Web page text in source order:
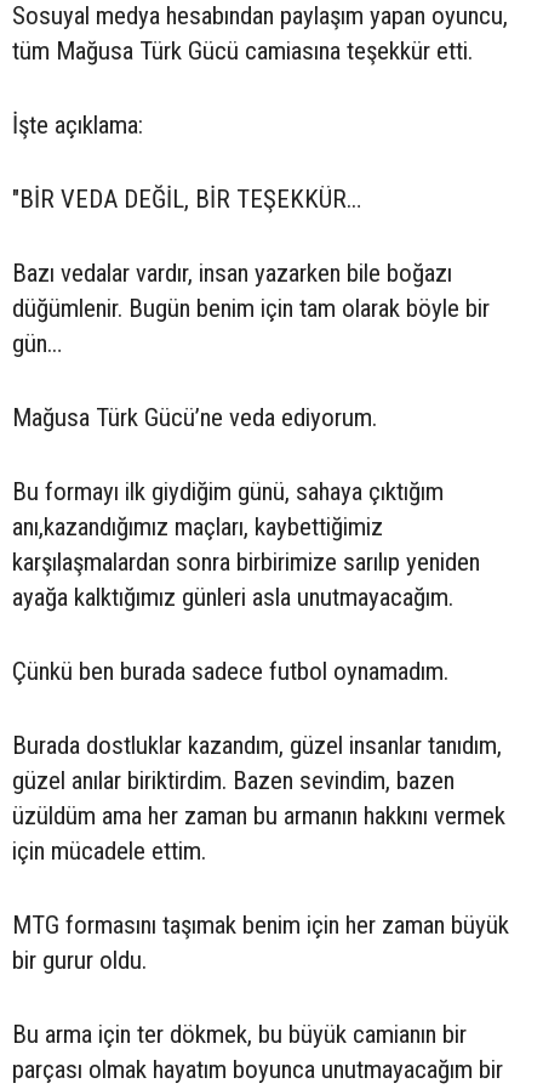
Sosuyal medya hesabından paylaşım yapan oyuncu,
tüm Mağusa Türk Gücü camiasına teşekkür etti.
İşte açıklama:
"BİR VEDA DEĞİL, BİR TEŞEKKÜR…
Bazı vedalar vardır, insan yazarken bile boğazı
düğümlenir. Bugün benim için tam olarak böyle bir
gün…
Mağusa Türk Gücü’ne veda ediyorum.
Bu formayı ilk giydiğim günü, sahaya çıktığım
anı,kazandığımız maçları, kaybettiğimiz
karşılaşmalardan sonra birbirimize sarılıp yeniden
ayağa kalktığımız günleri asla unutmayacağım.
Çünkü ben burada sadece futbol oynamadım.
Burada dostluklar kazandım, güzel insanlar tanıdım,
güzel anılar biriktirdim. Bazen sevindim, bazen
üzüldüm ama her zaman bu armanın hakkını vermek
için mücadele ettim.
MTG formasını taşımak benim için her zaman büyük
bir gurur oldu.
Bu arma için ter dökmek, bu büyük camianın bir
parçası olmak hayatım boyunca unutmayacağım bir